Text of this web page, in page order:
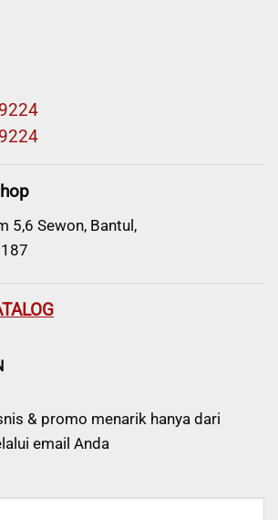
5,6 Sewon, Bantul,
& promo menarik hanya dari
email Anda